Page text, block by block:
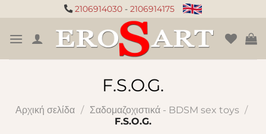
περιεχόμενο
2106914030 - 2106914175
F.S.O.G.
Αρχική σελίδα / Σαδομαζοχιστικά - BDSM sex toys /
F.S.O.G.